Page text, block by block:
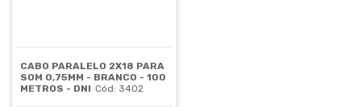
CABO PARALELO 2X18 PARA
SOM 0,75MM - BRANCO - 100
METROS - DNI Cód: 3402